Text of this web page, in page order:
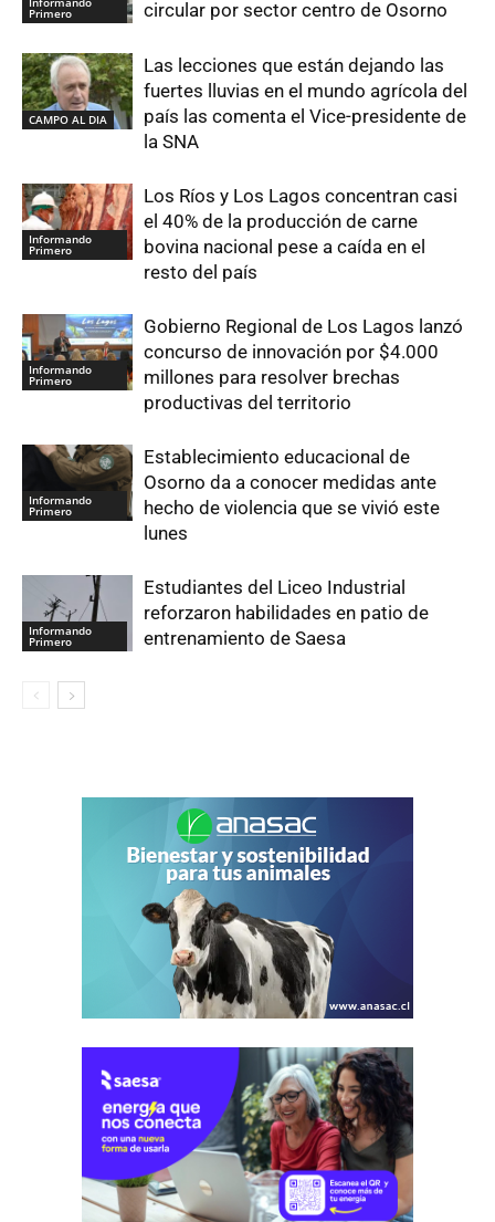
Primero circular por sector centro de Osorno
CAMPO AL DIA
Las lecciones que están dejando las
fuertes lluvias en el mundo agrícola del
país las comenta el Vice-presidente de
la SNA
Informando
Primero
Los Ríos y Los Lagos concentran casi
el 40% de la producción de carne
bovina nacional pese a caída en el
resto del país
Informando
Primero
Gobierno Regional de Los Lagos lanzó
concurso de innovación por $4.000
millones para resolver brechas
productivas del territorio
Informando
Primero
Establecimiento educacional de
Osorno da a conocer medidas ante
hecho de violencia que se vivió este
lunes
Informando
Primero
Estudiantes del Liceo Industrial
reforzaron habilidades en patio de
entrenamiento de Saesa